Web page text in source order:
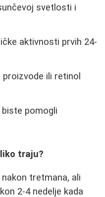
svetlosti i
aktivnosti prvih 24-
ili retinol
pomogli
traju?
tretmana, ali
2-4 nedelje kada